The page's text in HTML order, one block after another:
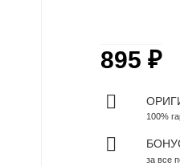
895 ₽
100%
за все